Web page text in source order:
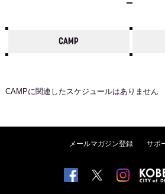
CAMP
CAMPに関連したスケジュールはありません
メールマガジン登録 サポ